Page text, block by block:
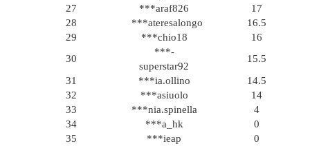
27
***araf826
17
28
***ateresalongo
16.5
29
***chio18
16
30
***-
superstar92
15.5
31
***ia.ollino
14.5
32
***asiuolo
14
33
***nia.spinella
4
34
***a_hk
0
35
***ieap 0